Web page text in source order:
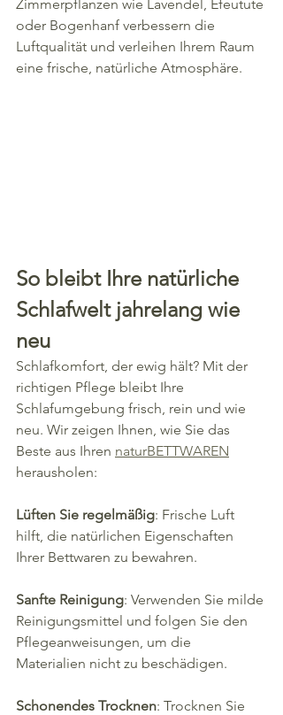
Zimmerpflanzen wie Lavendel, Efeutute
oder Bogenhanf verbessern die
Luftqualität und verleihen Ihrem Raum
eine frische, natürliche Atmosphäre.
So bleibt Ihre natürliche
Schlafwelt jahrelang wie
neu
Schlafkomfort, der ewig hält? Mit der
richtigen Pflege bleibt Ihre
Schlafumgebung frisch, rein und wie
neu. Wir zeigen Ihnen, wie Sie das
Beste aus Ihren naturBETTWAREN
herausholen:
Lüften Sie regelmäßig: Frische Luft
hilft, die natürlichen Eigenschaften
Ihrer Bettwaren zu bewahren.
Sanfte Reinigung: Verwenden Sie milde
Reinigungsmittel und folgen Sie den
Pflegeanweisungen, um die
Materialien nicht zu beschädigen.
Schonendes Trocknen: Trocknen Sie